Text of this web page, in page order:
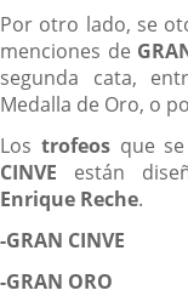
Por otro lado, se
menciones de
segunda cata,
Medalla de Oro, o
Los trofeosque se
CINVE están
Enrique Reche.
-GRAN CINVE
-GRAN ORO